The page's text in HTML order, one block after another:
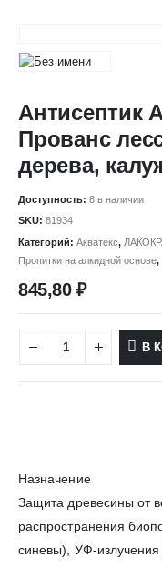
Антисептик
Прованс
дерева,
Доступность: 8 в наличии
SKU: 81934
Категорий: Акватекс,
Пропитки на алкидной основе,
845,80₽
В
Назначение
Защита древесины от
распространения
синевы), УФ-